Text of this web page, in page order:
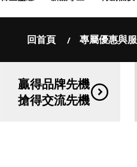
回首頁 專屬優惠與
贏得品牌先機
搶得交流先機